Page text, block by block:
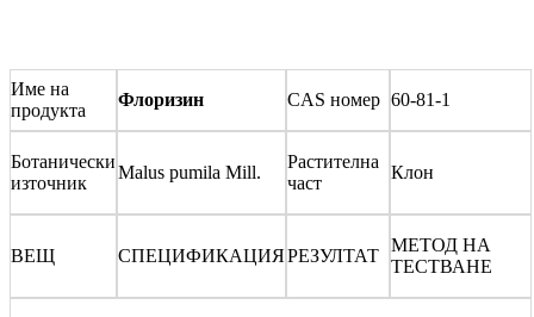
Име на
продукта
Флоризин CAS номер 60-81-1
Ботанически
източник
Malus pumila Mill.
Растителна
част
Клон
ВЕЩ СПЕЦИФИКАЦИЯРЕЗУЛТАТ
МЕТОД НА
ТЕСТВАНЕ